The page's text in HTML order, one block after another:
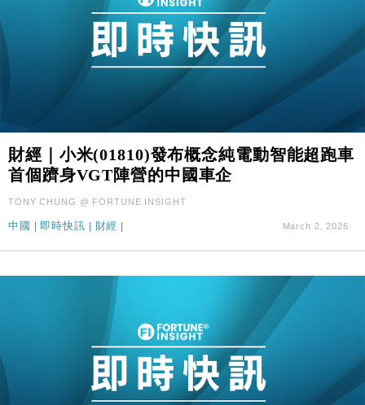
財經｜小米(01810)發布概念純電動智能超跑車
首個躋身VGT陣營的中國車企
TONY CHUNG @ FORTUNE INSIGHT
中國 即時快訊 財經 March 2, 2026